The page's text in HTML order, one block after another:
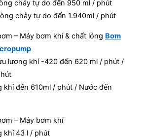
chảy tự do đến 950 ml / phút
chảy tự do đến 1.940ml / phút
– Máy bơm khí & chất lỏng Bơm
lượng khí -420 đến 620 ml / phút /
khí đến 610ml / phút / Nước đến
– Máy bơm khí
khí 43 l / phút